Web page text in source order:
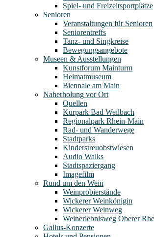
Spiel- und Freizeitsportplätze
Senioren
Veranstaltungen für Senioren
Seniorentreffs
Tanz- und Singkreise
Bewegungsangebote
Museen & Ausstellungen
Kunstforum Mainturm
Heimatmuseum
Biennale am Main
Naherholung vor Ort
Quellen
Kurpark Bad Weilbach
Regionalpark Rhein-Main
Rad- und Wanderwege
Stadtparks
Kinderstreuobstwiesen
Audio Walks
Stadtspaziergang
Imagefilm
Rund um den Wein
Weinprobierstände
Wickerer Weinkönigin
Wickerer Weinweg
Weinerlebnisweg Oberer
Gallus-Konzerte